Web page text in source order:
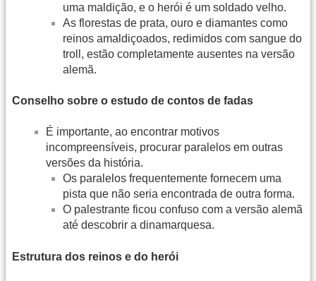
uma maldição, e o herói é um soldado velho.
As florestas de prata, ouro e diamantes como
reinos amaldiçoados, redimidos com sangue do
troll, estão completamente ausentes na versão
alemã.
Conselho sobre o estudo de contos de fadas
É importante, ao encontrar motivos
incompreensíveis, procurar paralelos em outras
versões da história.
Os paralelos frequentemente fornecem uma
pista que não seria encontrada de outra forma.
O palestrante ficou confuso com a versão alemã
até descobrir a dinamarquesa.
Estrutura dos reinos e do herói